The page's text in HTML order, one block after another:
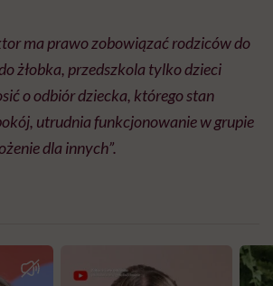
ma prawo zobowiązać rodziców do
żłobka, przedszkola tylko dzieci
o odbiór dziecka, którego stan
utrudnia funkcjonowanie w grupie
dla innych”.